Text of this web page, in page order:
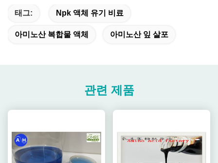
태그: Npk 액체 유기 비료
아미노산 복합물 액체 아미노산 잎 살포
관련 제품